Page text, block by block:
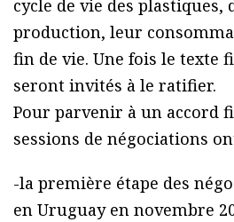
cycle de vie des plastiques,
production, leur
fin de vie. Une fois le texte
seront invités à le ratifier.
Pour parvenir à un accord
sessions de négociations
-la première étape des
en Uruguay en novembre